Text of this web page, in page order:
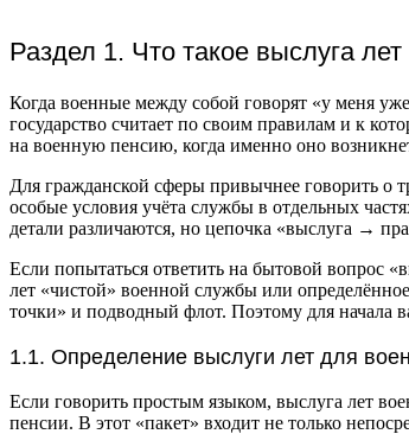
Раздел 1. Что такое выслуга
Когда военные между собой говорят «у меня
государство считает по своим правилам и к
на военную пенсию, когда именно оно
Для гражданской сферы привычнее говорить о
особые условия учёта службы в отдельных
детали различаются, но цепочка «выслуга →
Если попытаться ответить на бытовой вопрос
лет «чистой» военной службы или
точки» и подводный флот. Поэтому для начала
1.1. Определение выслуги лет для
Если говорить простым языком, выслуга лет
пенсии. В этот «пакет» входит не только